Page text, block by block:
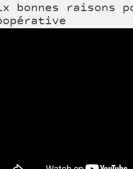
bonnes raisons